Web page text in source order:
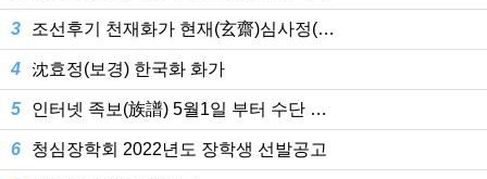
3 조선후기 천재화가 현재(玄齋)심사정(…
4 沈효정(보경) 한국화 화가
5 인터넷 족보(族譜) 5월1일 부터 수단 …
6 청심장학회 2022년도 장학생 선발공고